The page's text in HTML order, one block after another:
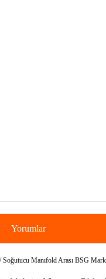
Yorumlar
Manıfold Arası BSG